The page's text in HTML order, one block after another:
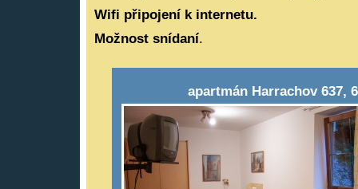
Wifi připojení k internetu.
Možnost snídaní.
apartmán Harrachov 637,